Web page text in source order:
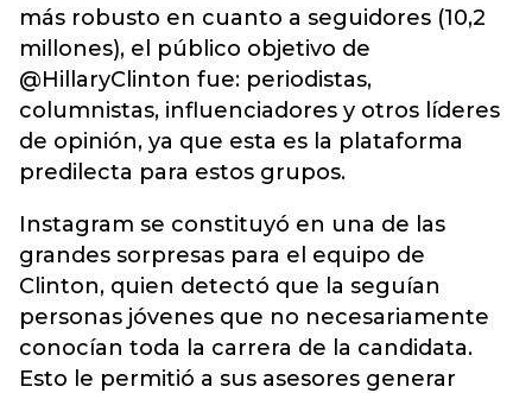
más robusto en cuanto a seguidores (10,2
millones), el público objetivo de
@HillaryClinton fue: periodistas,
columnistas, influenciadores y otros líderes
de opinión, ya que esta es la plataforma
predilecta para estos grupos.
Instagram se constituyó en una de las
grandes sorpresas para el equipo de
Clinton, quien detectó que la seguían
personas jóvenes que no necesariamente
conocían toda la carrera de la candidata.
Esto le permitió a sus asesores generar